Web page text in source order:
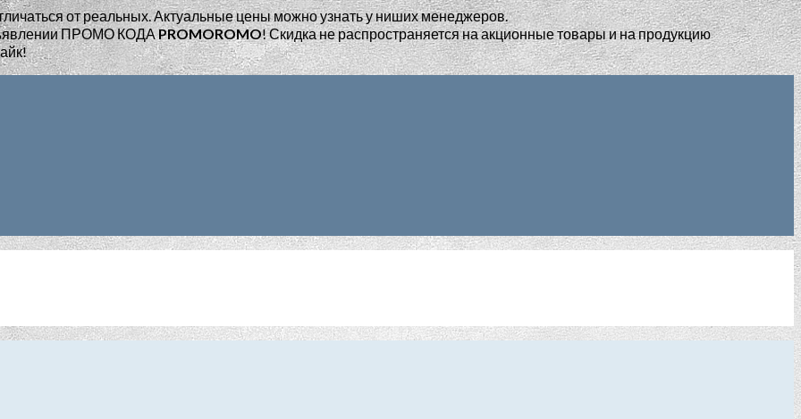
от реальных. Актуальные цены можно узнать у ниших менеджеров.
ПРОМО КОДАPROMOROMO!Скидка не распространяется на акционные товары и на продукцию